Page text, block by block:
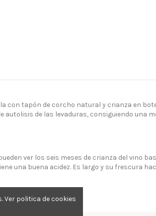
con tapón de corcho natural y crianza en
autolisis de las levaduras, consiguiendo una
ver los seis meses de crianza del vino
una buena acidez. Es largo y su frescura
Ver politica de cookies